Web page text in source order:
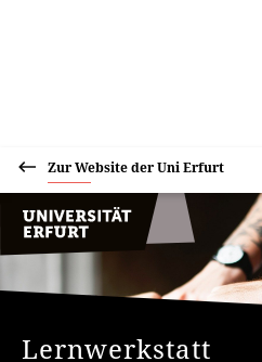
Zur Website der Uni Erfurt
Lernwerkstatt